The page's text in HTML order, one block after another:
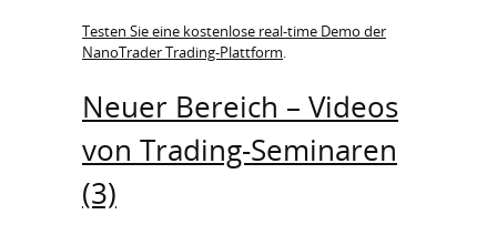
Testen Sie eine kostenlose real-time Demo der
NanoTrader Trading-Plattform.
Neuer Bereich – Videos
von Trading-Seminaren
(3)